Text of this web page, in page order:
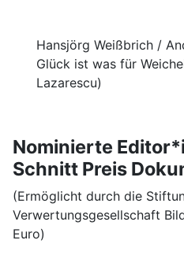
Hansjörg Weißbrich /
Glück ist was für
Lazarescu)
Nominierte
Schnitt Preis
(Ermöglicht durch die
Verwertungsgesellschaft
Euro)